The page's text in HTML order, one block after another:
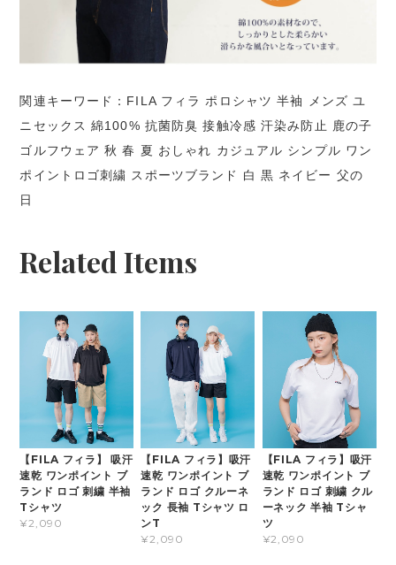
関連キーワード：FILA フィラ ポロシャツ 半袖 メンズ ユ
ニセックス 綿100% 抗菌防臭 接触冷感 汗染み防止 鹿の子
ゴルフウェア 秋 春 夏 おしゃれ カジュアル シンプル ワン
ポイントロゴ刺繍 スポーツブランド 白 黒 ネイビー 父の
日
Related Items
【FILA フィラ】 吸汗
速乾 ワンポイント ブ
ランド ロゴ 刺繍 半袖
Tシャツ
¥2,090
【FILA フィラ】吸汗
速乾 ワンポイント ブ
ランド ロゴ クルーネ
ック 長袖 Tシャツ ロ
ンT
¥2,090
【FILA フィラ】吸汗
速乾 ワンポイント ブ
ランド ロゴ 刺繍 クル
ーネック 半袖 Tシャ
ツ
¥2,090